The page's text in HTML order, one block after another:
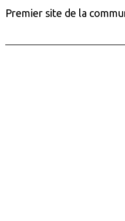
Premier site de la